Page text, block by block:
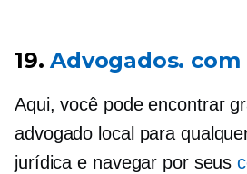
19.Advogados. com
Aqui, você pode encontrar
advogado local para
jurídica e navegar por seus